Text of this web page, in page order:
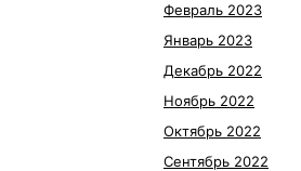
Февраль 2023
Январь 2023
Декабрь 2022
Ноябрь 2022
Октябрь 2022
Сентябрь 2022